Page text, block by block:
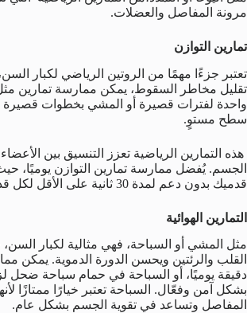
مرونة المفاصل والعضلات.
تمارين التوازن
تعتبر جزءًا مهمًا من الروتين الرياضي لكبار
تقليل مخاطر السقوط، يمكن ممارسة تمارين
واحدة لفترات قصيرة أو المشي بخطوات
سطح مستوٍ.
هذه التمارين الرياضية تعزز التنسيق بين
الجسم. يُفضل ممارسة تمارين التوازن يوميًا،
قدميك بدون دعم لمدة 30 ثانية على الأقل لكل قدم.
التمارين الهوائية
مثل المشي أو السباحة، فهي مثالية لكبار
دقيقة يوميًا، أو السباحة في حمام سباحة ضحل
بشكل آمن وفعّال. السباحة تعتبر خيارًا ممتازًا
المفاصل وتساعد في تقوية الجسم بشكل عام.